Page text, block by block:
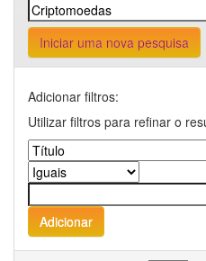
Iniciar uma nova pesquisa
Adicionar filtros:
Utilizar filtros para refinar o